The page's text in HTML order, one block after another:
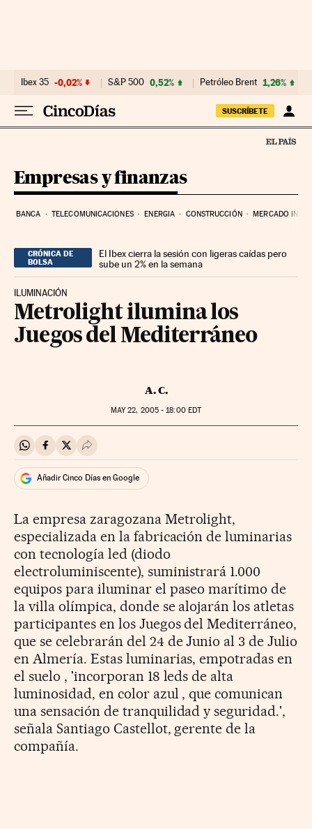
Ibex 35 -0,02% S&P 500 0,52% Petróleo Brent 1,26%
SUSCRÍBETE
Empresas y finanzas
BANCA TELECOMUNICACIONES ENERGIA CONSTRUCCIÓN MERCADO
CRÓNICA DE
BOLSA
El Ibex cierra la sesión con ligeras caídas pero
sube un 2% en la semana
ILUMINACIÓN
Metrolight ilumina los
Juegos del Mediterráneo
A. C.
MAY22, 2005 - 18:00EDT
Compartir en Whatsapp
Compartir en Facebook
Compartir en Twitter
Desplegar Redes Sociales
Añadir Cinco Días en Google
La empresa zaragozana Metrolight,
especializada en la fabricación de luminarias
con tecnología led (diodo
electroluminiscente), suministrará 1.000
equipos para iluminar el paseo marítimo de
la villa olímpica, donde se alojarán los atletas
participantes en los Juegos del Mediterráneo,
que se celebrarán del 24 de Junio al 3 de Julio
en Almería. Estas luminarias, empotradas en
el suelo , 'incorporan 18 leds de alta
luminosidad, en color azul , que comunican
una sensación de tranquilidad y seguridad.',
señala Santiago Castellot, gerente de la
compañía.